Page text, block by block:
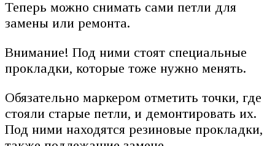
Теперь можно снимать сами петли для
замены или ремонта.
Внимание! Под ними стоят специальные
прокладки, которые тоже нужно менять.
Обязательно маркером отметить точки, где
стояли старые петли, и демонтировать их.
Под ними находятся резиновые прокладки,